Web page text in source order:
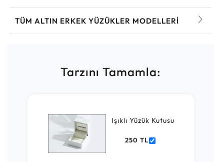
TÜM ALTIN ERKEK YÜZÜKLER MODELLERI
Tarzını Tamamla:
Işıklı Yüzük Kutusu
250 TL